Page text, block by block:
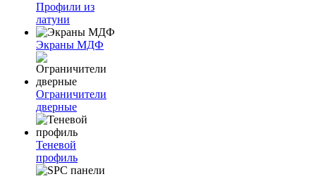
Профили из
латуни
Экраны МДФ
Ограничители
дверные
Теневой
профиль